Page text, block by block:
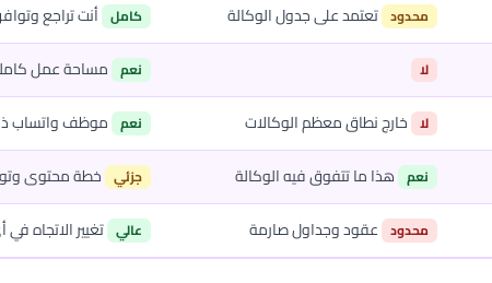
محدود تعتمد على جدول الوكالة كامل أنت تراجع
لا نعم مساحة عمل
لا خارج نطاق معظم الوكالات نعم موظف واتساب
نعم هذا ما تتفوق فيه الوكالة جزئي خطة محتوى
محدود عقود وجداول صارمة عالي تغيير الاتجاه